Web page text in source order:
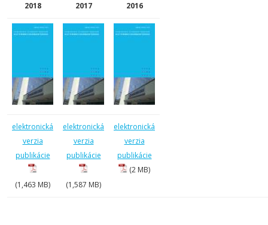
2018
2017
2016
elektronická
verzia
publikácie
(1,463 MB)
elektronická
verzia
publikácie
(1,587 MB)
elektronická
verzia
publikácie
(2 MB)